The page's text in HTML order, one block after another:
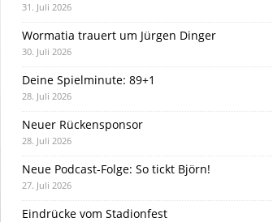
31. Juli 2026
Wormatia trauert um Jürgen Dinger
30. Juli 2026
Deine Spielminute: 89+1
28. Juli 2026
Neuer Rückensponsor
28. Juli 2026
Neue Podcast-Folge: So tickt Björn!
27. Juli 2026
Eindrücke vom Stadionfest